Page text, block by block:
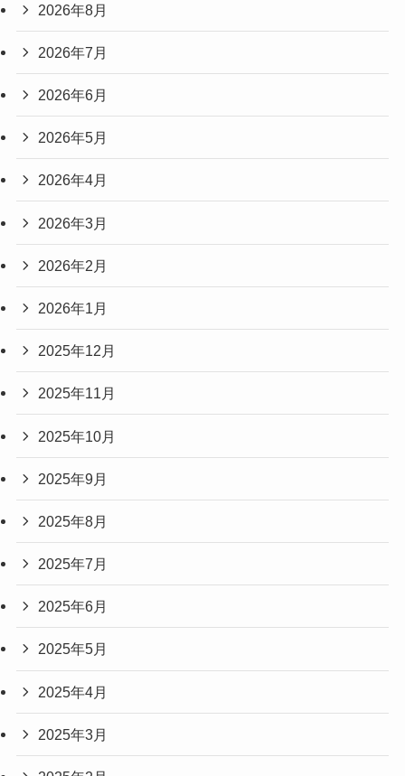
2026年8月
2026年7月
2026年6月
2026年5月
2026年4月
2026年3月
2026年2月
2026年1月
2025年12月
2025年11月
2025年10月
2025年9月
2025年8月
2025年7月
2025年6月
2025年5月
2025年4月
2025年3月